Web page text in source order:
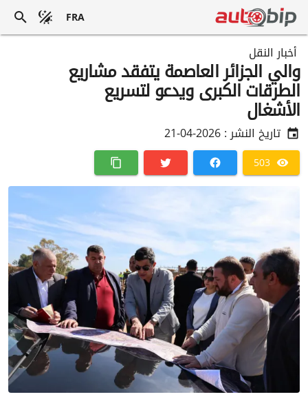
FRA
أخبار النقل
والي الجزائر العاصمة يتفقد مشاريع
الطرقات الكبرى ويدعو لتسريع
الأشغال
تاريخ النشر :2026-04-21
503